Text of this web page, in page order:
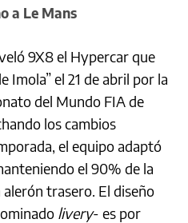
a Le Mans
9X8 el Hypercar que
Imola” el 21 de abril por la
del Mundo FIA de
los cambios
el equipo adaptó
el 90% de la
trasero. El diseño
livery- es por